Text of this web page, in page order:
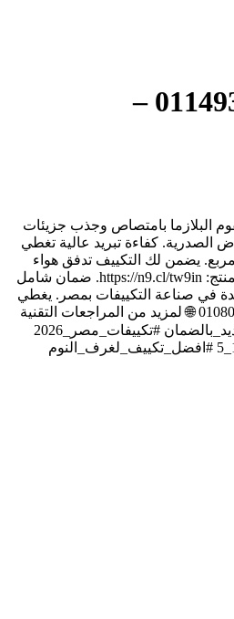
تكييف كاريير اكس كول جديد للبيع بالكرتونه والضمان والدفع عند الاستلام 📞 01149304300 –
البلازما بامتصاص وجذب جزيئات
الصدرية. كفاءة تبريد عالية تغطي
تم تصميم مروحة التوزيع والقدرة الحصانية لهذا التكييف (1.5 حصان) لتكفي تماماً الغرف والمكاتب التي تصل مساحتها الفنية إلى 12 متر مربع. يضمن لك التكييف تدفق هواء
قوي ومتزن يصل إلى أبعد نقطة في الغرفة لخفض درجة الحرارة بسرعة، مما يجعله الخيار الأول لغرف النوم والمعيشة المتوسطة. للمزيد من الشرح، تصفح ويب سايت المنتج: https://n9.cl/tw9in. ضمان شامل
في صناعة التكييفات بمصر. يغطي
الضمان أعمال الصيانة وتوفير قطع الغيار الأصلية مجاناً بواسطة فريق فني محترف. 📞 اتصل بنا الآن واطلب تكييف كاريير اكس كول ليصلك فوراً: 01149304300 – 01080026981 🌐 لمزيد من المراجعات التقنية
والأسعار زوروا موقعنا: https://n9.cl/tw9in #تكييف_كاريير_بلازما_جرين #تكييف_كاريير_اقتصادي #تكييف_كاريير_اكس_كول_1_5 #اسعار_تكييف_كاريير_اليوم #تكييف_جديد_بالضمان #تكييفات_مصر_2026
#شراء_تكييف_بارد #تكييف_كاريير_مساحة_12_متر #عروض_كاريير_تكييفات #تكييف_كاريير_بارد_فقط #ميراكو_كاريير_مصر #مكيف_كاريير_بالكرتونة #تكييفات_بارد_1_5 #افضل_تكييف_لغرف_النوم